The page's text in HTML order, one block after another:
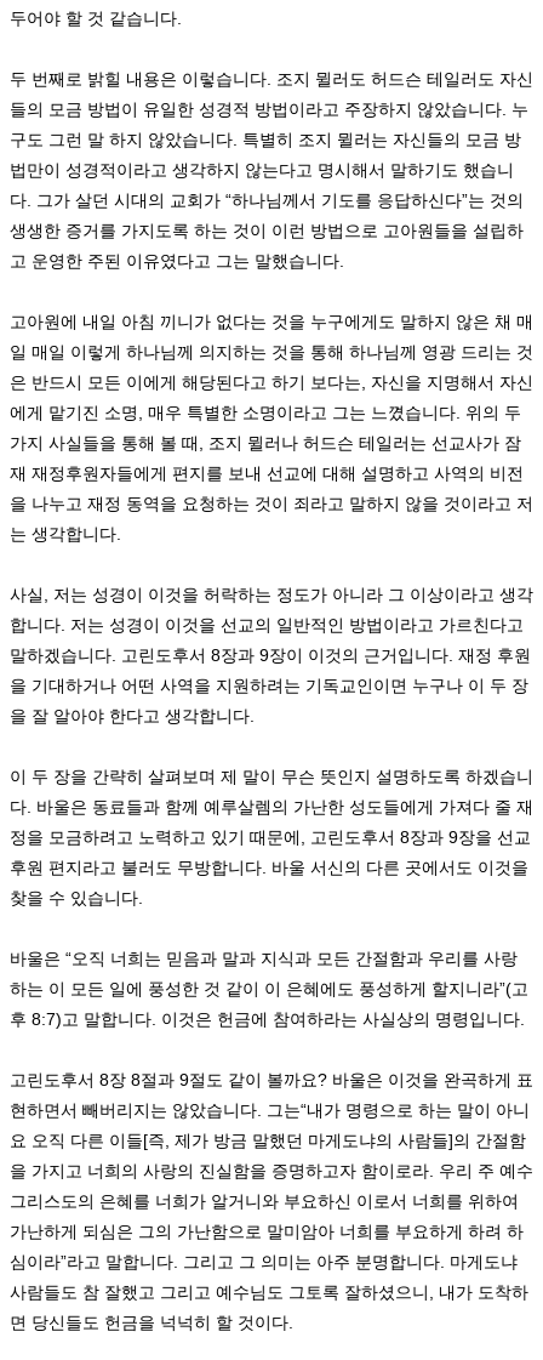
두어야 할 것 같습니다
두 번째로 밝힐 내용은 이렇습니다 조지 뮐러도 허드슨 테일러도 자신
들의 모금 방법이 유일한 성경적 방법이라고 주장하지 않았습니다 누
구도 그런 말 하지 않았습니다 특별히 조지 뮐러는 자신들의 모금 방
법만이 성경적이라고 생각하지 않는다고 명시해서 말하기도 했습니
다
그가 살던 시대의 교회가 “하나님께서 기도를 응답하신다”는 것의
생생한 증거를 가지도록 하는 것이 이런 방법으로 고아원들을 설립하
고 운영한 주된 이유였다고 그는 말했습니다
고아원에 내일 아침 끼니가 없다는 것을 누구에게도 말하지 않은 채 매
일 매일 이렇게 하나님께 의지하는 것을 통해 하나님께 영광 드리는 것
은 반드시 모든 이에게 해당된다고 하기 보다는
자신을 지명해서 자신
에게 맡기진 소명
매우 특별한 소명이라고 그는 느꼈습니다 위의 두
가지 사실들을 통해 볼 때
조지 뮐러나 허드슨 테일러는 선교사가 잠
재 재정후원자들에게 편지를 보내 선교에 대해 설명하고 사역의 비전
을 나누고 재정 동역을 요청하는 것이 죄라고 말하지 않을 것이라고 저
는 생각합니다
사실
저는 성경이 이것을 허락하는 정도가 아니라 그 이상이라고 생각
합니다 저는 성경이 이것을 선교의 일반적인 방법이라고 가르친다고
말하겠습니다
고린도후서 8장과 9장이 이것의 근거입니다 재정 후원
을 기대하거나 어떤 사역을 지원하려는 기독교인이면 누구나 이 두 장
을 잘 알아야 한다고 생각합니다
이 두 장을 간략히 살펴보며 제 말이 무슨 뜻인지 설명하도록 하겠습니
다 바울은 동료들과 함께 예루살렘의 가난한 성도들에게 가져다 줄 재
정을 모금하려고 노력하고 있기 때문에
고린도후서 8장과 9장을 선교
후원 편지라고 불러도 무방합니다 바울 서신의 다른 곳에서도 이것을
찾을 수 있습니다
바울은 “오직 너희는 믿음과 말과 지식과 모든 간절함과 우리를 사랑
하는 이 모든 일에 풍성한 것 같이 이 은혜에도 풍성하게 할지니라”(고
후 8:7)고 말합니다 이것은 헌금에 참여하라는 사실상의 명령입니다
고린도후서 8장 8절과 9절도 같이 볼까요? 바울은 이것을 완곡하게 표
현하면서 빼버리지는 않았습니다
그는“내가 명령으로 하는 말이 아니
요 오직 다른 이들[즉 제가 방금 말했던 마게도냐의 사람들]의 간절함
을 가지고 너희의 사랑의 진실함을 증명하고자 함이로라 우리 주 예수
그리스도의 은혜를 너희가 알거니와 부요하신 이로서 너희를 위하여
가난하게 되심은 그의 가난함으로 말미암아 너희를 부요하게 하려 하
심이라”라고 말합니다 그리고 그 의미는 아주 분명합니다 마게도냐
사람들도 참 잘했고 그리고 예수님도 그토록 잘하셨으니
내가 도착하
면 당신들도 헌금을 넉넉히 할 것이다